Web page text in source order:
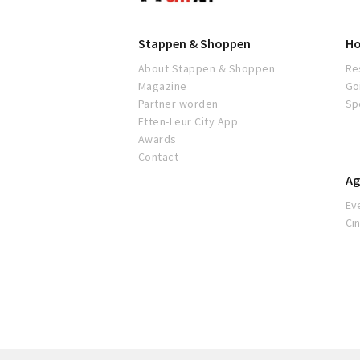
Stappen & Shoppen
About Stappen & Shoppen
Magazine
Partner worden
Etten-Leur City App
Awards
Contact